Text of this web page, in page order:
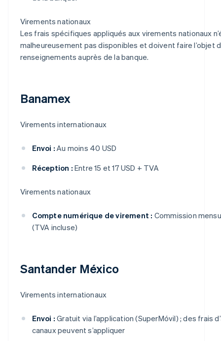
Virements nationaux
Les frais spécifiques appliqués aux virements nationaux
malheureusement pas disponibles et doivent faire l’objet
renseignements auprès de la banque.
Banamex
Virements internationaux
Envoi : Au moins 40 USD
Réception : Entre 15 et 17 USD + TVA
Virements nationaux
Compte numérique de virement : Commission
(TVA incluse)
Santander México
Virements internationaux
Envoi : Gratuit via l’application (SuperMóvil) ; des frais
canaux peuvent s’appliquer